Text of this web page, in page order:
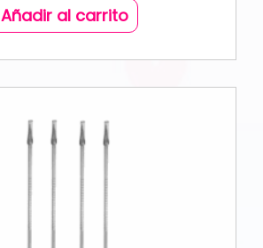
Añadir al carrito